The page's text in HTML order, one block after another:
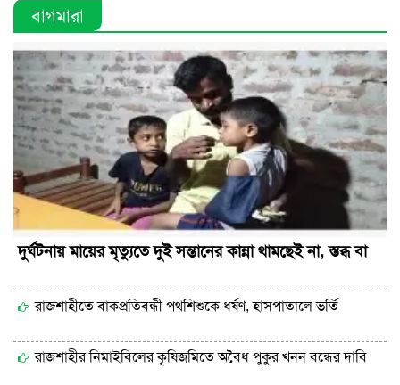
বাগমারা
দুর্ঘটনায় মায়ের মৃত্যুতে দুই সন্তানের কান্না থামছেই না, স্তব্ধ বা
রাজশাহীতে বাকপ্রতিবন্ধী পথশিশুকে ধর্ষণ, হাসপাতালে ভর্তি
রাজশাহীর নিমাইবিলের কৃষিজমিতে অবৈধ পুকুর খনন বন্ধের দাবি